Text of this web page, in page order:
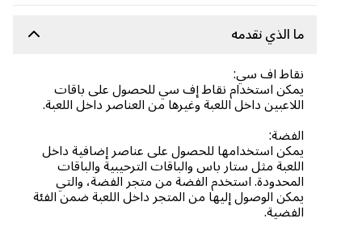
ما الذي نقدمه
نقاط اف سي:
يمكن استخدام نقاط إف سي للحصول على باقات
اللاعبين داخل اللعبة وغيرها من العناصر داخل اللعبة.
الفضة:
يمكن استخدامها للحصول على عناصر إضافية داخل
اللعبة مثل ستار باس والباقات الترحيبية والباقات
المحدودة. استخدم الفضة من متجر الفضة، والتي
يمكن الوصول إليها من المتجر داخل اللعبة ضمن الفئة
الفضية.